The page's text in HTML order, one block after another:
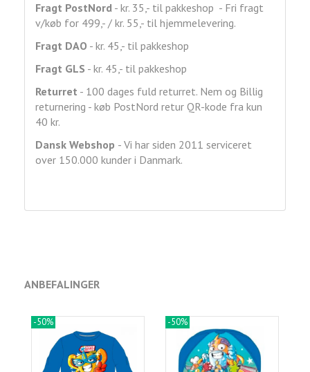
Fragt PostNord - kr. 35,- til pakkeshop - Fri fragt
v/køb for 499,- / kr. 55,- til hjemmelevering.
Fragt DAO - kr. 45,- til pakkeshop
Fragt GLS - kr. 45,- til pakkeshop
Returret - 100 dages fuld returret. Nem og Billig
returnering - køb PostNord retur QR-kode fra kun
40 kr.
Dansk Webshop - Vi har siden 2011 serviceret
over 150.000 kunder i Danmark.
ANBEFALINGER
-50% -50%